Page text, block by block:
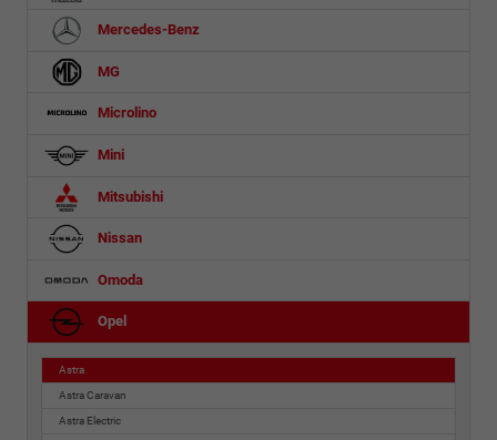
Mercedes-Benz
MG
Microlino
Mini
Mitsubishi
Nissan
Omoda
Opel
Astra
Astra Caravan
Astra Electric